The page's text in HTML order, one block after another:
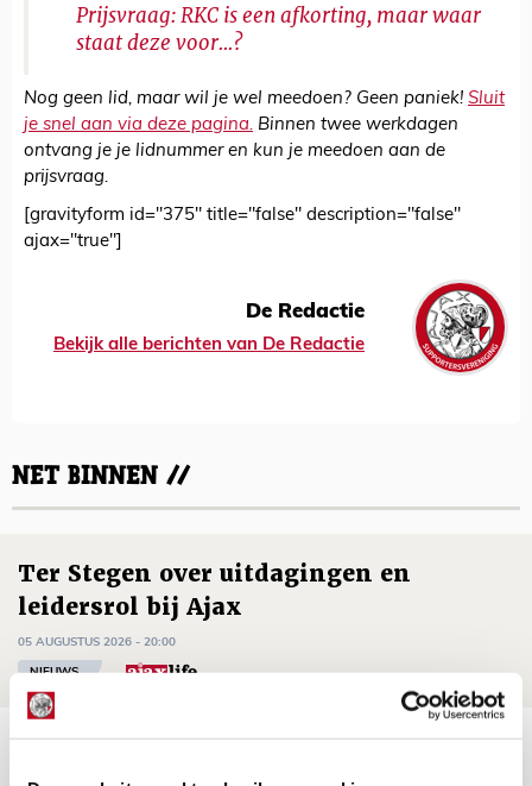
Prijsvraag: RKC is een afkorting, maar waar
staat deze voor...?
Nog geen lid, maar wil je wel meedoen? Geen paniek! Sluit
je snel aan via deze pagina. Binnen twee werkdagen
ontvang je je lidnummer en kun je meedoen aan de
prijsvraag.
[gravityform id="375" title="false" description="false"
ajax="true"]
De Redactie
Bekijk alle berichten van De Redactie
NET BINNEN //
Ter Stegen over uitdagingen en
leidersrol bij Ajax
05 AUGUSTUS 2026 - 20:00
NIEUWS
Míchels elf: zie jij al rol voor